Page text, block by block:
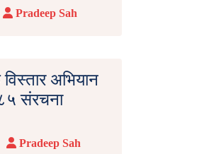
Pradeep Sah
अभियान
संरचना
Pradeep Sah